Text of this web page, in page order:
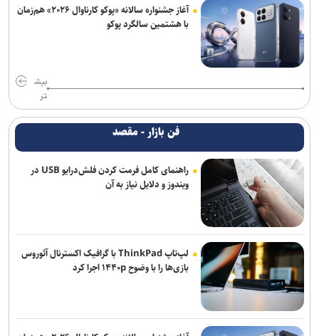
آغاز جشنواره سالانه «پوکو کارناوال ۲۰۲۶» هم‌زمان
با هشتمین سالگرد پوکو
بیش
تر
فن بازار - مقصد
راهنمای کامل فرمت کردن فلش‌درایو USB در
ویندوز و دلایل نیاز به آن
لپ‌تاپ ThinkPad با گرافیک اکسترنال آئوروس
بازی‌ها را با وضوح ۱۴۴۰p اجرا کرد